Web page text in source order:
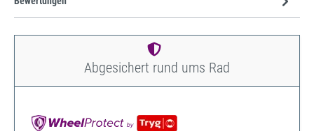
Abgesichert rund ums Rad